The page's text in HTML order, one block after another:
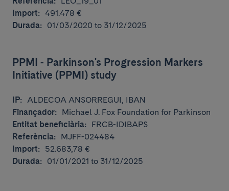
Import:
491.478 €
Durada:
01/03/2020 to 31/12/2025
PPMI - Parkinson's Progression Markers
Initiative (PPMI) study
IP: ALDECOA ANSORREGUI, IBAN
Finançador:
Michael J. Fox Foundation for Parkinson
Entitat beneficiària:
FRCB-IDIBAPS
Referència:
MJFF-024484
Import:
52.683,78 €
Durada:
01/01/2021 to 31/12/2025